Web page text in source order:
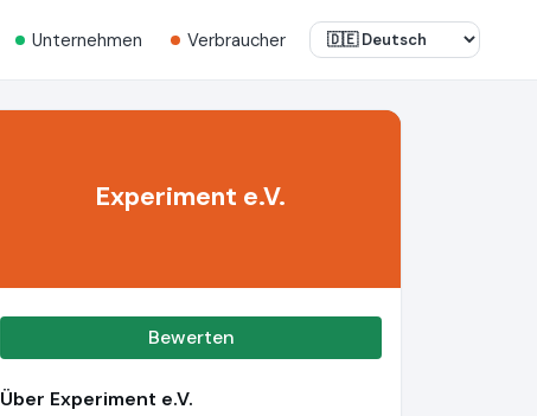
Unternehmen Verbraucher
Experiment e.V.
Bewerten
Über Experiment e.V.